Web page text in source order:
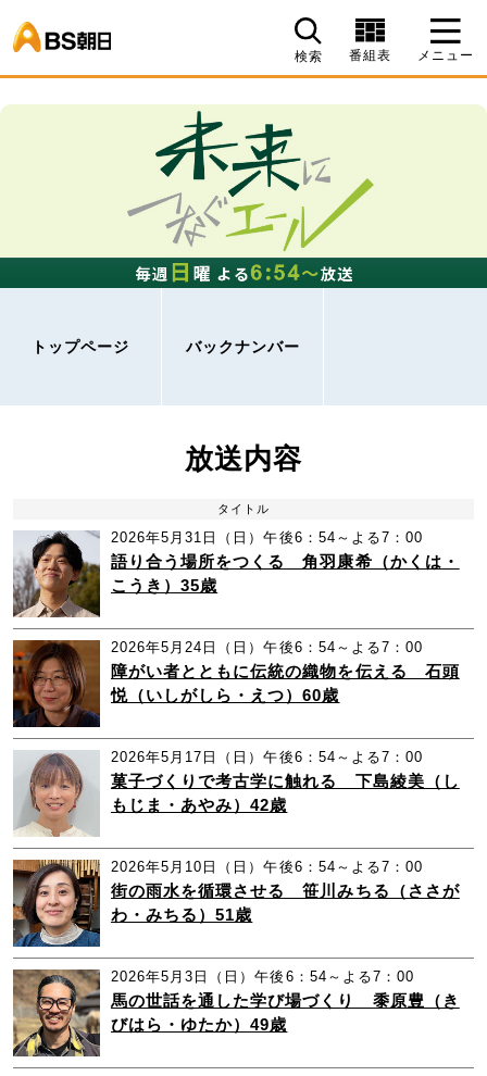
検索 番組表 メニュー
トップページ バックナンバー
放送内容
タイトル
2026年5月31日（日）午後6：54～よる7：00
語り合う場所をつくる 角羽康希（かくは・
こうき）35歳
2026年5月24日（日）午後6：54～よる7：00
障がい者とともに伝統の織物を伝える 石頭
悦（いしがしら・えつ）60歳
2026年5月17日（日）午後6：54～よる7：00
菓子づくりで考古学に触れる 下島綾美（し
もじま・あやみ）42歳
2026年5月10日（日）午後6：54～よる7：00
街の雨水を循環させる 笹川みちる（ささが
わ・みちる）51歳
2026年5月3日（日）午後6：54～よる7：00
馬の世話を通した学び場づくり 黍原豊（き
びはら・ゆたか）49歳